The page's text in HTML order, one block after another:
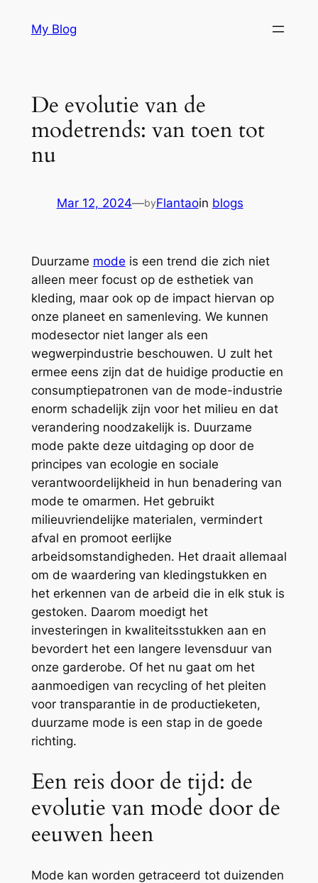
My Blog
De evolutie van de
modetrends: van toen tot
nu
Mar 12, 2024—byFlantaoin blogs
Duurzame mode is een trend die zich niet
alleen meer focust op de esthetiek van
kleding, maar ook op de impact hiervan op
onze planeet en samenleving. We kunnen
modesector niet langer als een
wegwerpindustrie beschouwen. U zult het
ermee eens zijn dat de huidige productie en
consumptiepatronen van de mode-industrie
enorm schadelijk zijn voor het milieu en dat
verandering noodzakelijk is. Duurzame
mode pakte deze uitdaging op door de
principes van ecologie en sociale
verantwoordelijkheid in hun benadering van
mode te omarmen. Het gebruikt
milieuvriendelijke materialen, vermindert
afval en promoot eerlijke
arbeidsomstandigheden. Het draait allemaal
om de waardering van kledingstukken en
het erkennen van de arbeid die in elk stuk is
gestoken. Daarom moedigt het
investeringen in kwaliteitsstukken aan en
bevordert het een langere levensduur van
onze garderobe. Of het nu gaat om het
aanmoedigen van recycling of het pleiten
voor transparantie in de productieketen,
duurzame mode is een stap in de goede
richting.
Een reis door de tijd: de
evolutie van mode door de
eeuwen heen
Mode kan worden getraceerd tot duizenden